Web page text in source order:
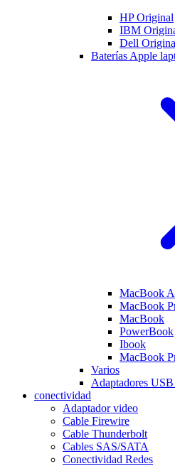
HP Original
IBM
Dell
Baterías Apple
MacBook
MacBook
MacBook
PowerBook
Ibook
MacBook
Varios
Adaptadores
conectividad
Adaptador video
Cable Firewire
Cable Thunderbolt
Cables SAS/SATA
Conectividad Redes